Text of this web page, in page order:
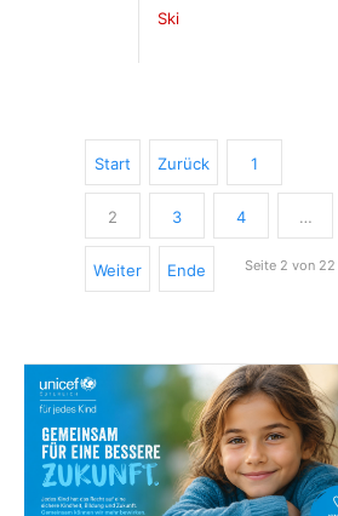
Ski
Start Zurück 1
2 3 4 …
Weiter Ende Seite 2 von 22